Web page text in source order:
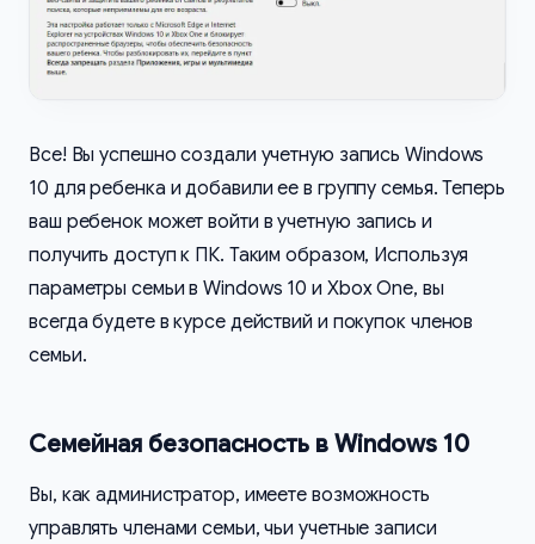
Все! Вы успешно создали учетную запись Windows
10 для ребенка и добавили ее в группу семья. Теперь
ваш ребенок может войти в учетную запись и
получить доступ к ПК. Таким образом, Используя
параметры семьи в Windows 10 и Xbox One, вы
всегда будете в курсе действий и покупок членов
семьи.
Семейная безопасность в Windows 10
Вы, как администратор, имеете возможность
управлять членами семьи, чьи учетные записи